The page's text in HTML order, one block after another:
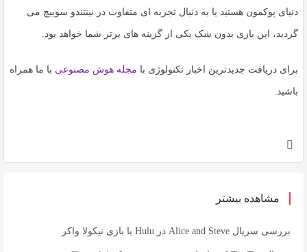
دنیای پوکمون هستید یا به دنبال تجربه ای متفاوت در نینتندو سوییچ می
گردید، این بازی بدون شک یکی از گزینه های برتر شما خواهد بود.
برای دریافت جدیدترین اخبار تکنولوژی با مجله هوش مصنوعی با ما همراه
باشید.
مشاهده بیشتر
بررسی سریال Alice and Steve در Hulu با بازی نیکولا واکر